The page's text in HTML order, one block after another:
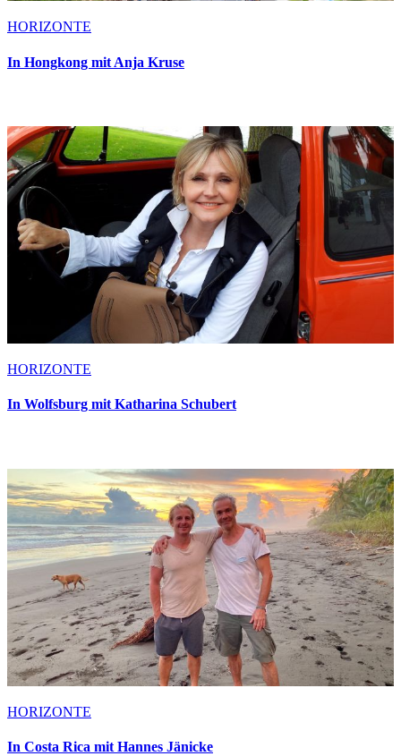
HORIZONTE
In Hongkong mit Anja Kruse
HORIZONTE
In Wolfsburg mit Katharina Schubert
HORIZONTE
In Costa Rica mit Hannes Jänicke